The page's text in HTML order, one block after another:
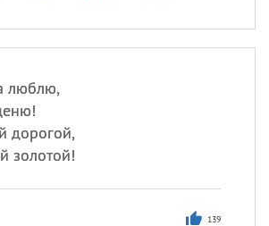
люблю,
дорогой,
золотой!
139